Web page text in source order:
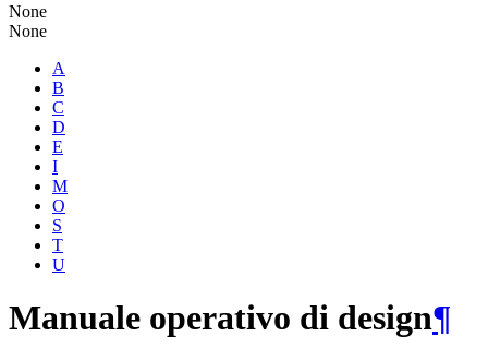
None
None
A
B
C
D
E
I
M
O
S
T
U
Manuale operativo di design¶